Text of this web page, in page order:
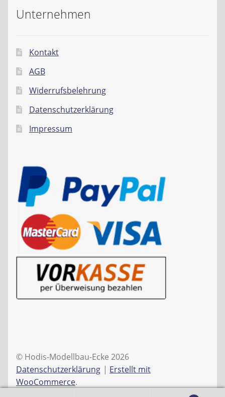
Unternehmen
Kontakt
AGB
Widerrufsbelehrung
Datenschutzerklärung
Impressum
© Hodis-Modellbau-Ecke 2026
Datenschutzerklärung
Erstellt mit
WooCommerce.